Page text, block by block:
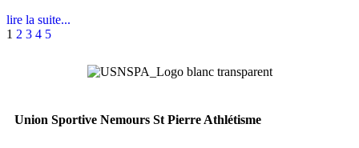
lire la suite...
1 2 3 4 5
Union Sportive Nemours St Pierre Athlétisme